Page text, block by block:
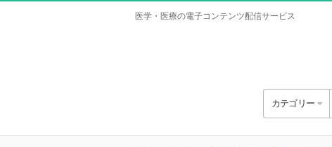
医学・医療の電子コンテンツ配信サービス
カテゴリー